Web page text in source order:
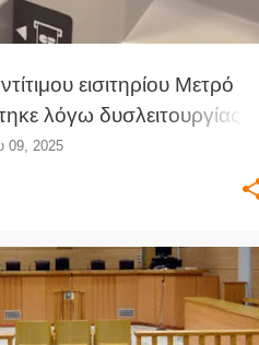
εισιτηρίου Μετρό
λόγω δυσλειτουργίας
αυτόματης πώλησης (ΣτΠ)
09, 2025